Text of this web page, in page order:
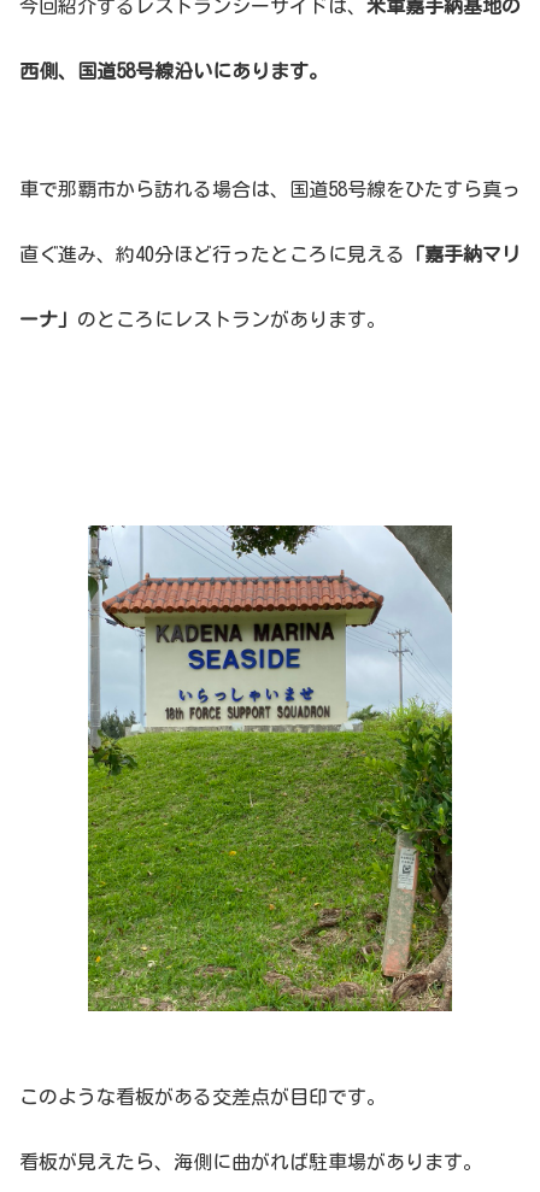
今回紹介するレストランシーサイドは、 米軍嘉手納基地の
西側、国道58号線沿いにあります。
車で那覇市から訪れる場合は、国道58号線をひたすら真っ
直ぐ進み、約40分ほど行ったところに見える 「嘉手納マリ
ーナ」 のところにレストランがあります。
このような看板がある交差点が目印です。
看板が見えたら、海側に曲がれば駐車場があります。